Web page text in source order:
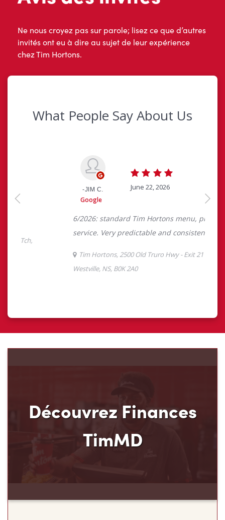
Ne nous croyez pas sur parole; lisez ce que d’autres
invités ont eu à dire au sujet de leur expérience
chez Tim Hortons.
Découvrez Finances
TimMD